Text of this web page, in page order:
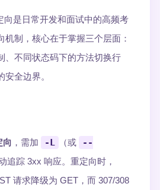
向是日常开发和面试中的高频考
机制，核心在于掌握三个层面：
、不同状态码下的方法切换行
全边界。
向 ，需加 -L （或
--
追踪 3xx 响应。重定向时，
请求降级为 GET，而 307/308